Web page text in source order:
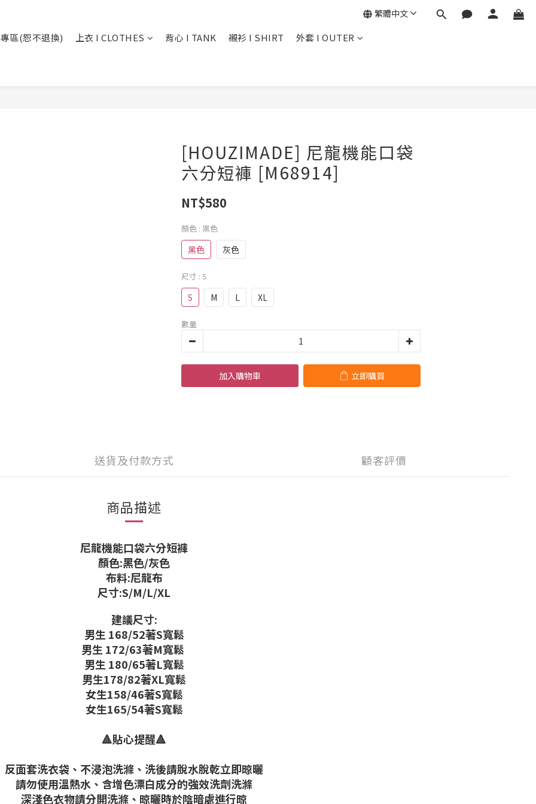
區(恕不退換) 上衣 I CLOTHES 背心 I TANK 襯衫 I SHIRT 外套 I OUTER
繁體中文
[HOUZIMADE] 尼龍機能口袋
六分短褲 [M68914]
NT$580
顏色 : 黑色
黑色 灰色
尺寸 : S
S M L XL
數量
加入購物車 立即購買
送貨及付款方式 顧客評價
商品描述
尼龍機能口袋六分短褲
顏色:黑色/灰色
布料:尼龍布
尺寸:S/M/L/XL
建議尺寸:
男生 168/52著S寬鬆
男生 172/63著M寬鬆
男生 180/65著L寬鬆
男生178/82著XL寬鬆
女生158/46著S寬鬆
女生165/54著S寬鬆
🔺貼心提醒🔺
反面套洗衣袋、不浸泡洗滌、洗後請脫水脫乾立即晾曬
請勿使用溫熱水、含增色漂白成分的強效洗劑洗滌
深淺色衣物請分開洗滌、晾曬時於陰暗處進行晾